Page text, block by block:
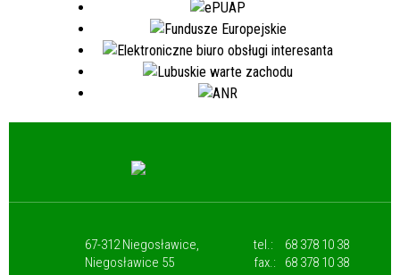
67-312 Niegosławice,
Niegosławice 55
tel.:
68 378 10 38
fax.:
68 378 10 38